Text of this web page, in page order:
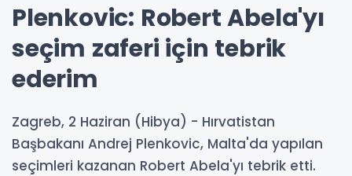
Plenkovic: Robert Abela'yı
seçim zaferi için tebrik
ederim
Zagreb, 2 Haziran (Hibya) - Hırvatistan
Başbakanı Andrej Plenkovic, Malta'da yapılan
seçimleri kazanan Robert Abela'yı tebrik etti.